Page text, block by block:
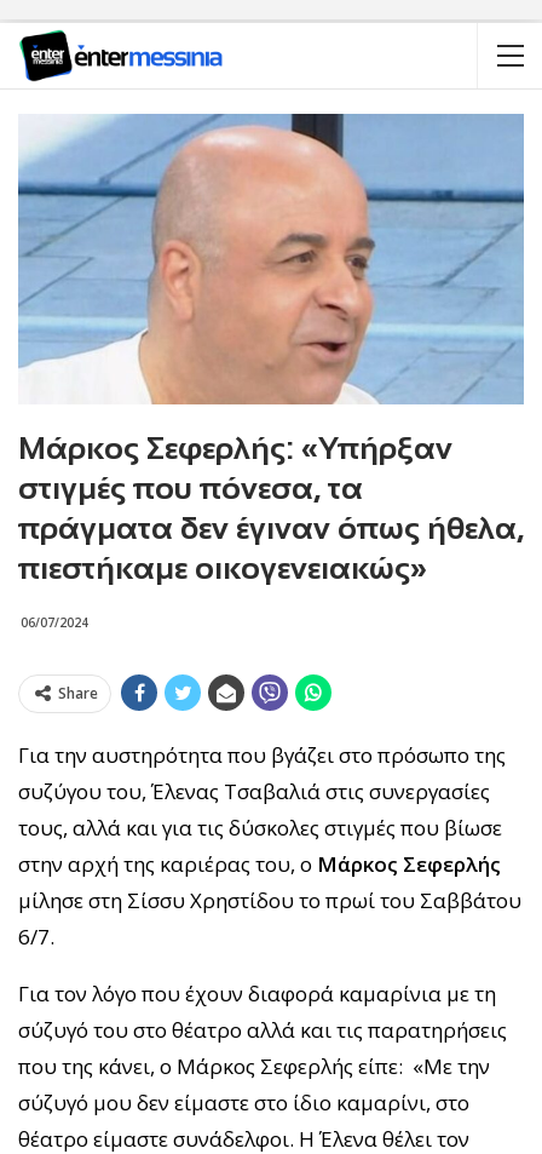
Μάρκος Σεφερλής: «Υπήρξαν
στιγμές που πόνεσα, τα
πράγματα δεν έγιναν όπως ήθελα,
πιεστήκαμε οικογενειακώς»
06/07/2024
Share
Για την αυστηρότητα που βγάζει στο πρόσωπο της
συζύγου του, Έλενας Τσαβαλιά στις συνεργασίες
τους, αλλά και για τις δύσκολες στιγμές που βίωσε
στην αρχή της καριέρας του, ο Μάρκος Σεφερλής
μίλησε στη Σίσσυ Χρηστίδου το πρωί του Σαββάτου
6/7.
Για τον λόγο που έχουν διαφορά καμαρίνια με τη
σύζυγό του στο θέατρο αλλά και τις παρατηρήσεις
που της κάνει, ο Μάρκος Σεφερλής είπε: «Με την
σύζυγό μου δεν είμαστε στο ίδιο καμαρίνι, στο
θέατρο είμαστε συνάδελφοι. Η Έλενα θέλει τον